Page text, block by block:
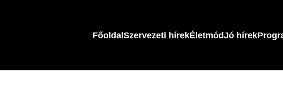
FőoldalSzervezeti hírekÉletmódJó hírek